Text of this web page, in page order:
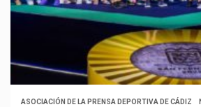
ASOCIACIÓN DE LA PRENSA DEPORTIVA DE CÁDIZ